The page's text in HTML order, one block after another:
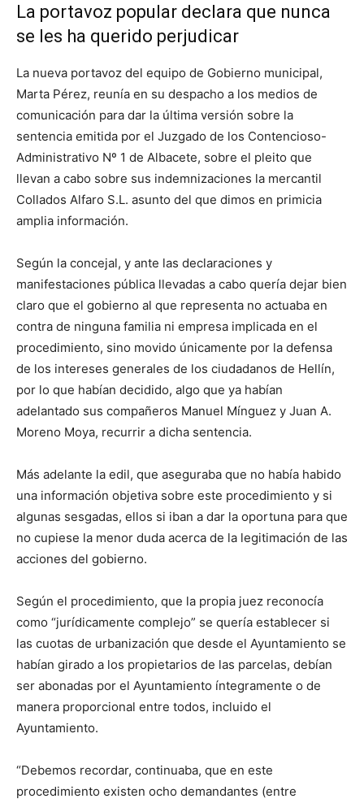
La portavoz popular declara que nunca
se les ha querido perjudicar
La nueva portavoz del equipo de Gobierno municipal,
Marta Pérez, reunía en su despacho a los medios de
comunicación para dar la última versión sobre la
sentencia emitida por el Juzgado de los Contencioso-
Administrativo Nº 1 de Albacete, sobre el pleito que
llevan a cabo sobre sus indemnizaciones la mercantil
Collados Alfaro S.L. asunto del que dimos en primicia
amplia información.
Según la concejal, y ante las declaraciones y
manifestaciones pública llevadas a cabo quería dejar bien
claro que el gobierno al que representa no actuaba en
contra de ninguna familia ni empresa implicada en el
procedimiento, sino movido únicamente por la defensa
de los intereses generales de los ciudadanos de Hellín,
por lo que habían decidido, algo que ya habían
adelantado sus compañeros Manuel Mínguez y Juan A.
Moreno Moya, recurrir a dicha sentencia.
Más adelante la edil, que aseguraba que no había habido
una información objetiva sobre este procedimiento y si
algunas sesgadas, ellos si iban a dar la oportuna para que
no cupiese la menor duda acerca de la legitimación de las
acciones del gobierno.
Según el procedimiento, que la propia juez reconocía
como “jurídicamente complejo” se quería establecer si
las cuotas de urbanización que desde el Ayuntamiento se
habían girado a los propietarios de las parcelas, debían
ser abonadas por el Ayuntamiento íntegramente o de
manera proporcional entre todos, incluido el
Ayuntamiento.
“Debemos recordar, continuaba, que en este
procedimiento existen ocho demandantes (entre